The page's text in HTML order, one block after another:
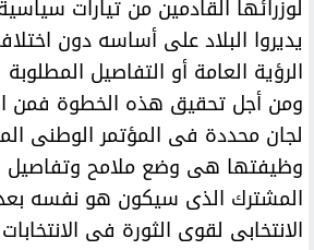
لوزرائها القادمين من تيارات
يديروا البلاد على أساسه دون
الرؤية العامة أو التفاصيل المطلوبة
ومن أجل تحقيق هذه الخطوة فمن
لجان محددة فى المؤتمر الوطنى
وظيفتها هى وضع ملامح وتفاصيل
المشترك الذى سيكون هو نفسه بعد
الانتخابى لقوى الثورة فى